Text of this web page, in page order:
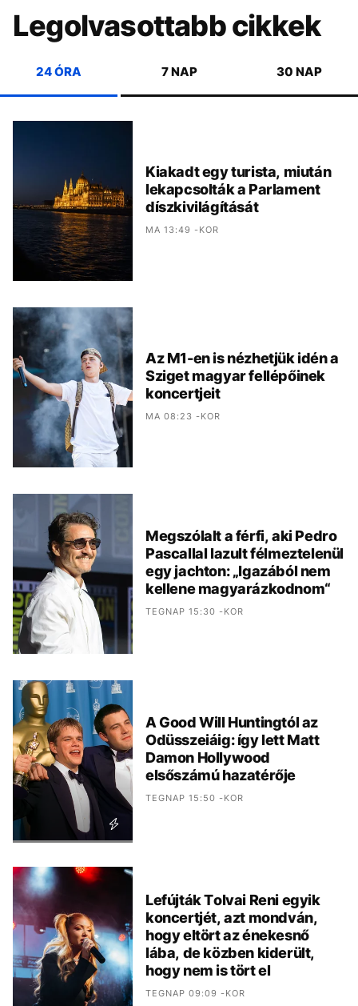
Legolvasottabb cikkek
24 ÓRA 7 NAP 30 NAP
Kiakadt egy turista, miután
lekapcsolták a Parlament
díszkivilágítását
MA 13:49 -KOR
Az M1-en is nézhetjük idén a
Sziget magyar fellépőinek
koncertjeit
MA 08:23 -KOR
Megszólalt a férfi, aki Pedro
Pascallal lazult félmeztelenül
egy jachton: „Igazából nem
kellene magyarázkodnom“
TEGNAP 15:30 -KOR
A Good Will Huntingtól az
Odüsszeiáig: így lett Matt
Damon Hollywood
elsőszámú hazatérője
TEGNAP 15:50 -KOR
Lefújták Tolvai Reni egyik
koncertjét, azt mondván,
hogy eltört az énekesnő
lába, de közben kiderült,
hogy nem is tört el
TEGNAP 09:09 -KOR